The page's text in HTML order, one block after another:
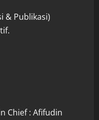
& Publikasi)
Chief : Afifudin